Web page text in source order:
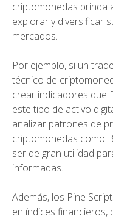
criptomonedas brinda
explorar y diversificar
mercados.
Por ejemplo, si un
técnico de
crear indicadores que
este tipo de activo
analizar patrones de
criptomonedas como
ser de gran utilidad
informadas.
Además, los Pine
en índices